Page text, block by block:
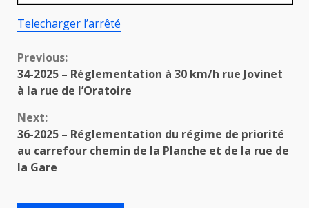
Telecharger l’arrêté
Continue
Reading
Previous:
34-2025 – Réglementation à 30 km/h rue Jovinet
à la rue de l’Oratoire
Next:
36-2025 – Réglementation du régime de priorité
au carrefour chemin de la Planche et de la rue de
la Gare